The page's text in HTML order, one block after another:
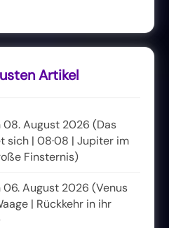
Artikel
08. August 2026 (Das
sich | 08·08 | Jupiter im
Finsternis)
06. August 2026 (Venus
| Rückkehr in ihr